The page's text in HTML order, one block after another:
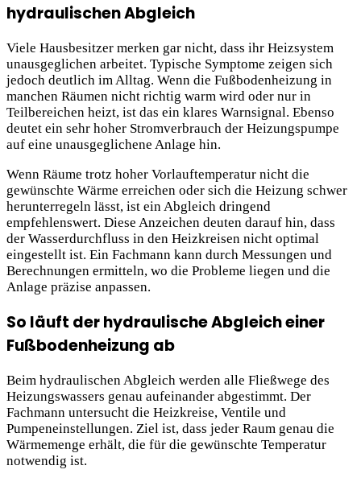
hydraulischen Abgleich
Viele Hausbesitzer merken gar nicht, dass ihr Heizsystem
unausgeglichen arbeitet. Typische Symptome zeigen sich
jedoch deutlich im Alltag. Wenn die Fußbodenheizung in
manchen Räumen nicht richtig warm wird oder nur in
Teilbereichen heizt, ist das ein klares Warnsignal. Ebenso
deutet ein sehr hoher Stromverbrauch der Heizungspumpe
auf eine unausgeglichene Anlage hin.
Wenn Räume trotz hoher Vorlauftemperatur nicht die
gewünschte Wärme erreichen oder sich die Heizung schwer
herunterregeln lässt, ist ein Abgleich dringend
empfehlenswert. Diese Anzeichen deuten darauf hin, dass
der Wasserdurchfluss in den Heizkreisen nicht optimal
eingestellt ist. Ein Fachmann kann durch Messungen und
Berechnungen ermitteln, wo die Probleme liegen und die
Anlage präzise anpassen.
So läuft der hydraulische Abgleich einer
Fußbodenheizung ab
Beim hydraulischen Abgleich werden alle Fließwege des
Heizungswassers genau aufeinander abgestimmt. Der
Fachmann untersucht die Heizkreise, Ventile und
Pumpeneinstellungen. Ziel ist, dass jeder Raum genau die
Wärmemenge erhält, die für die gewünschte Temperatur
notwendig ist.